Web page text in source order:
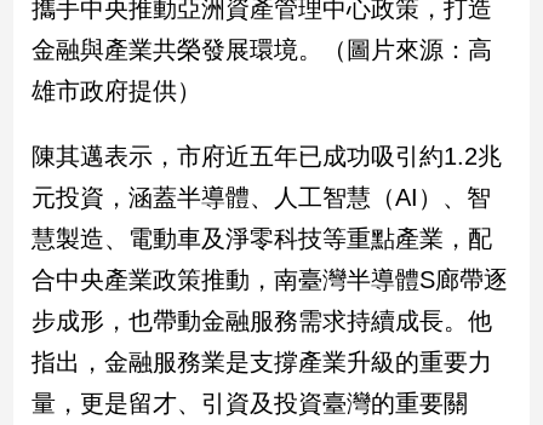
會/
地
方
新
病
毒
專
區
南
台
灣
觀
攜手中央推動亞洲資產管理中心政策，打造
金融與產業共榮發展環境。（圖片來源：高
雄市政府提供）
陳其邁表示，市府近五年已成功吸引約1.2兆
元投資，涵蓋半導體、人工智慧（AI）、智
慧製造、電動車及淨零科技等重點產業，配
合中央產業政策推動，南臺灣半導體S廊帶逐
步成形，也帶動金融服務需求持續成長。他
指出，金融服務業是支撐產業升級的重要力
量，更是留才、引資及投資臺灣的重要關